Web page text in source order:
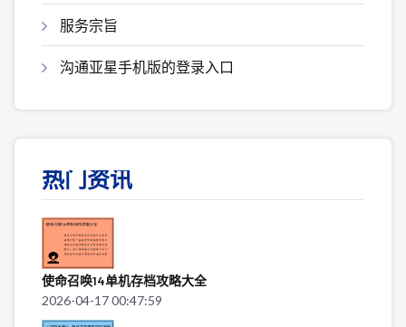
服务宗旨
沟通亚星手机版的登录入口
热门资讯
使命召唤14单机存档攻略大全
2026-04-17 00:47:59